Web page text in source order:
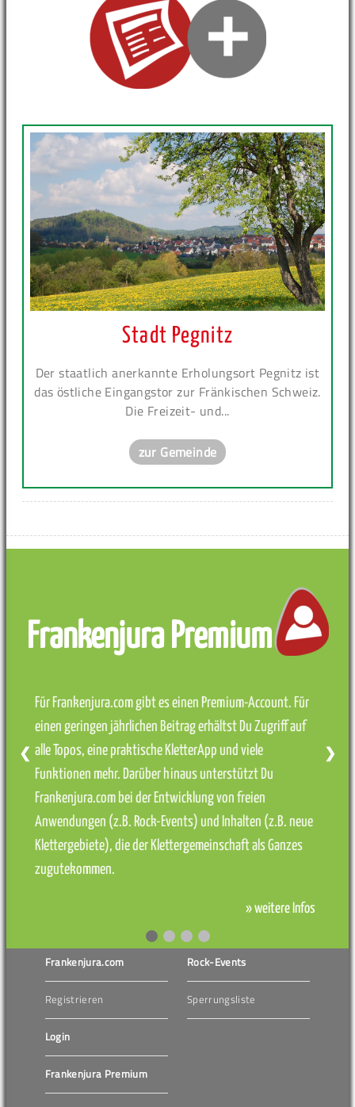
Stadt Pegnitz
Der staatlich anerkannte Erholungsort Pegnitz ist
das östliche Eingangstor zur Fränkischen Schweiz.
Die Freizeit- und...
zur Gemeinde
Frankenjura Premium
Für Frankenjura.com gibt es einen Premium-Account. Für
einen geringen jährlichen Beitrag erhältst Du Zugriff auf
alle Topos, eine praktische KletterApp und viele
Funktionen mehr. Darüber hinaus unterstützt Du
Frankenjura.com bei der Entwicklung von freien
Anwendungen (z.B. Rock-Events) und Inhalten (z.B. neue
Klettergebiete), die der Klettergemeinschaft als Ganzes
zugutekommen.
» weitere Infos
❮ ❯
Frankenjura.com
Registrieren
Login
Frankenjura Premium
Rock-Events
Sperrungsliste